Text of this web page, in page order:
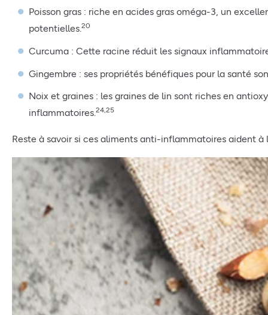
Poisson gras : riche en acides gras oméga-3, un
potentielles.20
Curcuma : Cette racine réduit les signaux
Gingembre : ses propriétés bénéfiques pour la santé
Noix et graines : les graines de lin sont riches en
inflammatoires.24,25
Reste à savoir si ces aliments anti-inflammatoires aident à